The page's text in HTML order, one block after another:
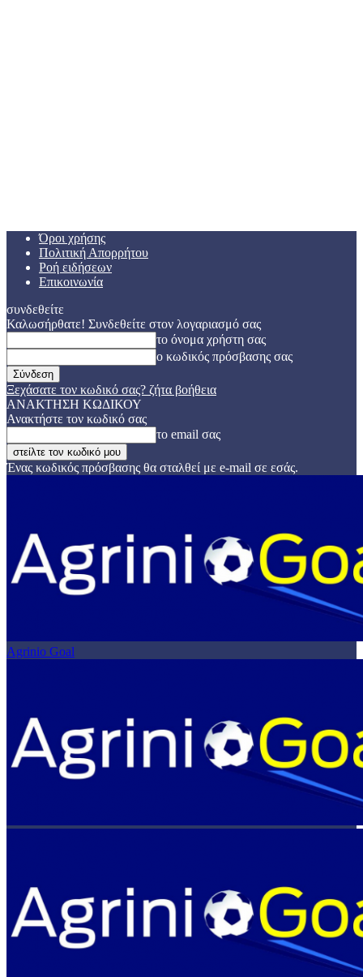
Όροι χρήσης
Πολιτική Απορρήτου
Ροή ειδήσεων
Επικοινωνία
συνδεθείτε
Καλωσήρθατε! Συνδεθείτε στον λογαριασμό σας
το όνομα χρήστη σας
ο κωδικός πρόσβασης σας
Ξεχάσατε τον κωδικό σας? ζήτα βοήθεια
ΑΝΑΚΤΗΣΗ ΚΩΔΙΚΟΥ
Ανακτήστε τον κωδικό σας
το email σας
Ένας κωδικός πρόσβασης θα σταλθεί με e-mail σε εσάς.
Agrinio Goal